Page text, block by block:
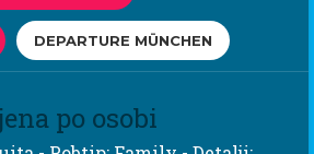
DEPARTURE MÜNCHEN
po osobi